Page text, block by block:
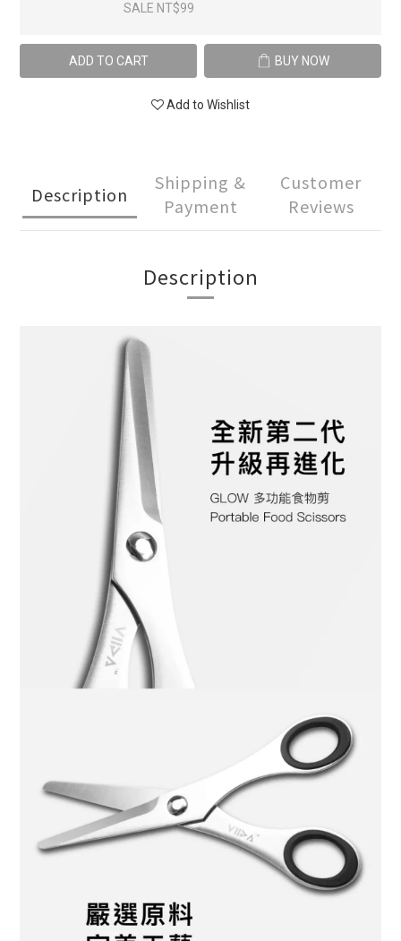
SALE NT$99
ADD TO CART BUY NOW
Add to Wishlist
Description
Shipping &
Payment
Customer
Reviews
Description